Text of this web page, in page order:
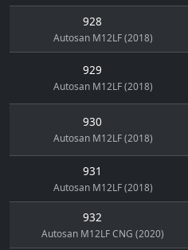
928
Autosan M12LF (2018)
929
Autosan M12LF (2018)
930
Autosan M12LF (2018)
931
Autosan M12LF (2018)
932
Autosan M12LF CNG (2020)